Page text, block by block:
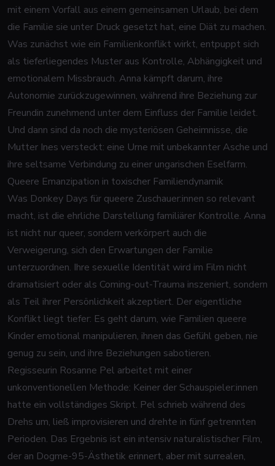
mit einem Vorfall aus einem gemeinsamen Urlaub, bei dem
die Familie sie unter Druck gesetzt hat, eine Diät zu machen.
Was zunächst wie ein Familienkonflikt wirkt, entpuppt sich
als tieferliegendes Muster aus Kontrolle, Abhängigkeit und
emotionalem Missbrauch. Anna kämpft darum, ihre
Autonomie zurückzugewinnen, während ihre Beziehung zur
Freundin zunehmend unter dem Einfluss der Familie leidet.
Und dann sind da noch die mysteriösen Geheimnisse, die
Mutter Ines versteckt: eine Urne mit unbekannter Asche und
ihre seltsame Verbindung zu einer ungarischen Eselfarm.
Queere Emanzipation in toxischer Familiendynamik
Was Donkey Days für queere Zuschauer:innen so relevant
macht, ist die ehrliche Darstellung familiärer Kontrolle. Anna
ist nicht nur queer, sondern verkörpert auch die
Verweigerung, sich den Erwartungen der Familie
unterzuordnen. Ihre sexuelle Identität wird im Film nicht
dramatisiert oder als Coming-out-Trauma inszeniert, sondern
als Teil ihrer Persönlichkeit akzeptiert. Der eigentliche
Konflikt liegt tiefer: Es geht darum, wie Familien queere
Kinder emotional manipulieren, ihnen das Gefühl geben, nie
genug zu sein, und ihre Beziehungen sabotieren.
Regisseurin Rosanne Pel arbeitet mit einer
unkonventionellen Methode: Keiner der Schauspieler:innen
hatte ein vollständiges Skript. Pel schrieb während des
Drehs um, ließ improvisieren und drehte in fünf getrennten
Perioden. Das Ergebnis ist ein intensiv naturalistischer Film,
der an Dogme-95-Ästhetik erinnert, aber mit surrealen,